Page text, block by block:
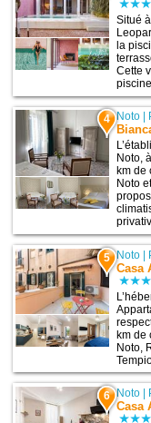
Situé
la
Cette
4 Noto
Noto,
km de
Noto
5 Noto |
Casa
km de
Noto,
6 Noto |
Casa